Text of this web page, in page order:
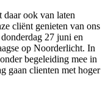
ook van laten
cliënt genieten van ons
27 juni en
op Noorderlicht. In
begeleiding mee in
gaan clienten met hoger